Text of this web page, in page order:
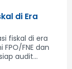
di Era
fiskal di era
FNE dan
audit...